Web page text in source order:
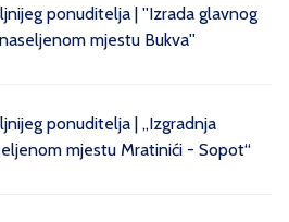
ponuditelja | ''Izrada glavnog
mjestu Bukva''
ponuditelja | „Izgradnja
mjestu Mratinići - Sopot“